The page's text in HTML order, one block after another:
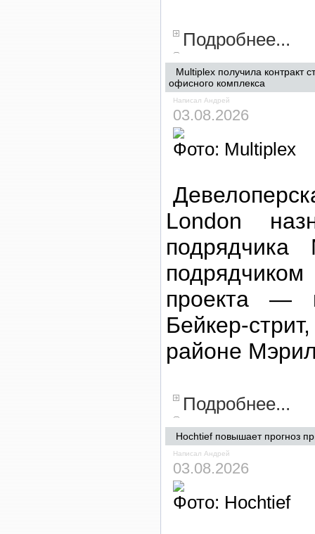
Подробнее...
Multiplex получила контракт
офисного комплекса
Написал Андрей
03.08.2026
Фото: Multiplex
London
подрядчика
проекта —
Бейкер-
районе
Подробнее...
Hochtief повышает прогноз
Написал Андрей
03.08.2026
Фото: Hochtief